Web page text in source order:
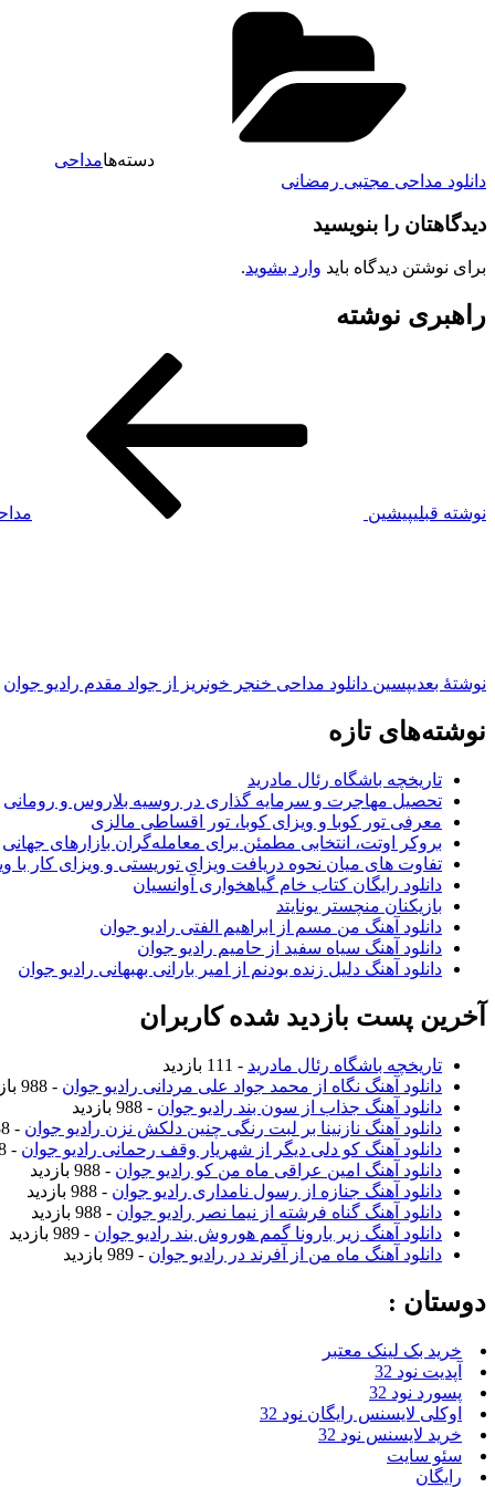
دسته‌هامداحی
دانلود مداحی مجتبی رمضانی
دیدگاهتان را بنویسید
برای نوشتن دیدگاه باید وارد بشوید.
راهبری نوشته
نوشته قبلیپیشین
نوشته‌ٔ بعدیپسین دانلود مداحی خنجر خونریز از جواد مقدم رادیو جوان
نوشته‌های تازه
تاریخچه باشگاه رئال مادرید
تحصیل مهاجرت و سرمایه گذاری در روسیه بلاروس و رومانی
معرفی تور کوبا و ویزای کوبا، تور اقساطی مالزی
بروکر اوتت، انتخابی مطمئن برای معامله‌گران بازارهای جهانی
تفاوت های میان نحوه دریافت ویزای توریستی و ویزای کار با
دانلود رایگان کتاب خام گیاهخواری آوانسیان
بازیکنان منچستر یونایتد
دانلود آهنگ من مسم از ابراهیم الفتی رادیو جوان
دانلود آهنگ سیاه سفید از حامیم رادیو جوان
دانلود آهنگ دلیل زنده بودنم از امیر بارانی بهبهانی رادیو جوان
آخرین پست بازدید شده کاربران
تاریخچه باشگاه رئال مادرید - 111 بازدید
دانلود آهنگ نگاه از محمد جواد علی مردانی رادیو جوان - 988 بازدید
دانلود آهنگ جذاب از سون بند رادیو جوان - 988 بازدید
دانلود آهنگ نازنینا بر لبت رنگی چنین دلکش نزن رادیو جوان - 988 بازدید
دانلود آهنگ کو دلی دیگر از شهریار وقف رحمانی رادیو جوان - 988 بازدید
دانلود آهنگ امین عراقی ماه من کو رادیو جوان - 988 بازدید
دانلود آهنگ جنازه از رسول نامداری رادیو جوان - 988 بازدید
دانلود آهنگ گناه فرشته از نیما نصر رادیو جوان - 988 بازدید
دانلود آهنگ زیر بارونا گمم هوروش بند رادیو جوان - 989 بازدید
دانلود آهنگ ماه من از آفرند در رادیو جوان - 989 بازدید
دوستان :
خرید بک لینک معتبر
آپدیت نود 32
پسورد نود 32
اوکلی لایسنس رایگان نود 32
خرید لایسنس نود 32
سئو سایت
رایگان